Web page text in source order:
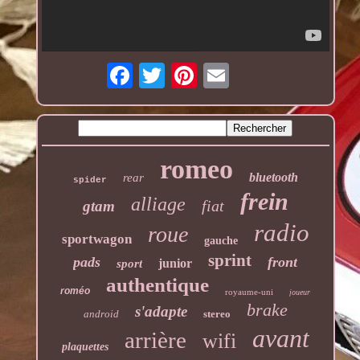
spider rear romeo bluetooth
gtam alliage fiat frein
sportwagon roue gauche radio
pads sport junior sprint front
roméo authentique royaume-uni joueur
android s'adapte stereo brake
plaquettes arrière wifi avant